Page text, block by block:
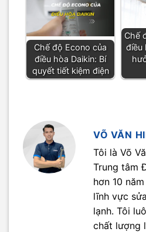
Chế độ Econo của
điều hòa Daikin: Bí
quyết tiết kiệm điện
Chế
điều
VÕ VĂN
Tôi là Võ
Trung tâm
hơn 10
lĩnh vực
lạnh. Tôi
chất lượng